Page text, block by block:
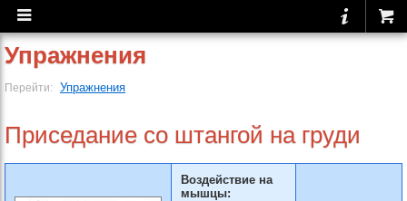
Упражнения
Перейти: Упражнения
Приседание со штангой на груди
Воздействие на
мышцы: